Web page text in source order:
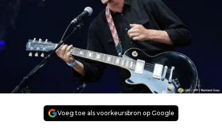
Voeg toe als voorkeursbron op Google